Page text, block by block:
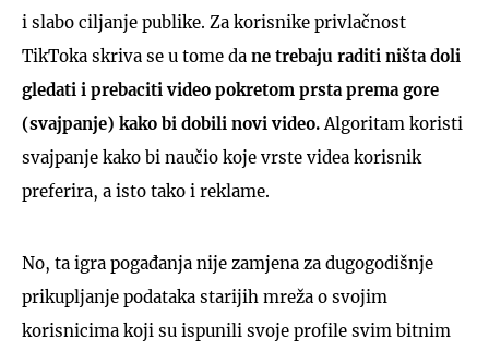
i slabo ciljanje publike. Za korisnike privlačnost
TikToka skriva se u tome da ne trebaju raditi ništa doli
gledati i prebaciti video pokretom prsta prema gore
(svajpanje) kako bi dobili novi video. Algoritam koristi
svajpanje kako bi naučio koje vrste videa korisnik
preferira, a isto tako i reklame.
No, ta igra pogađanja nije zamjena za dugogodišnje
prikupljanje podataka starijih mreža o svojim
korisnicima koji su ispunili svoje profile svim bitnim